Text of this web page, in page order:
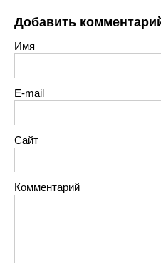
Добавить
Имя
E-mail
Сайт
Комментарий